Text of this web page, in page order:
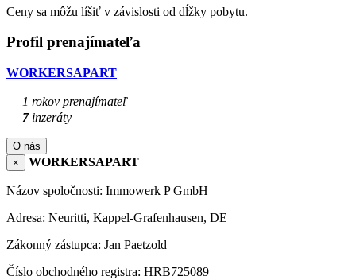
Ceny sa môžu líšiť v závislosti od dĺžky pobytu.
Profil prenajímateľa
WORKERSAPART
1 rokov prenajímateľ
7inzeráty
O nás
×
WORKERSAPART
Názov spoločnosti: Immowerk P GmbH
Adresa: Neuritti, Kappel-Grafenhausen, DE
Zákonný zástupca: Jan Paetzold
Číslo obchodného registra: HRB725089